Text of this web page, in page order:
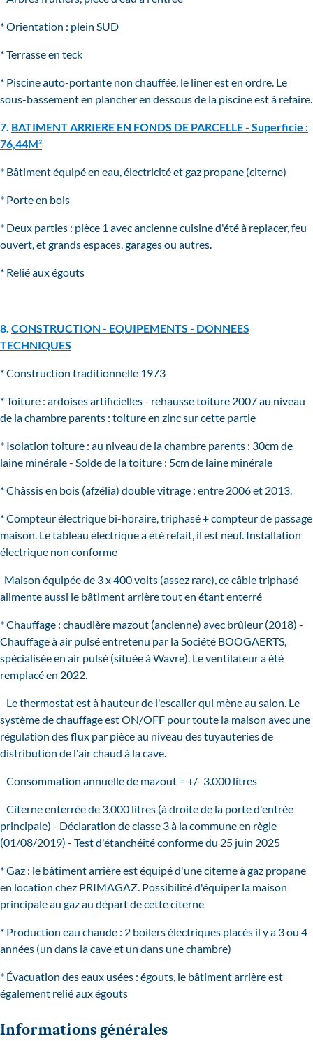
* Orientation : plein SUD
* Terrasse en teck
* Piscine auto-portante non chauffée, le liner est en ordre. Le
sous-bassement en plancher en dessous de la piscine est à refaire.
7. BATIMENT ARRIERE EN FONDS DE PARCELLE - Superficie :
76,44M²
* Bâtiment équipé en eau, électricité et gaz propane (citerne)
* Porte en bois
* Deux parties : pièce 1 avec ancienne cuisine d'été à replacer, feu
ouvert, et grands espaces, garages ou autres.
* Relié aux égouts
8. CONSTRUCTION - EQUIPEMENTS - DONNEES
TECHNIQUES
* Construction traditionnelle 1973
* Toiture : ardoises artificielles - rehausse toiture 2007 au niveau
de la chambre parents : toiture en zinc sur cette partie
* Isolation toiture : au niveau de la chambre parents : 30cm de
laine minérale - Solde de la toiture : 5cm de laine minérale
* Châssis en bois (afzélia) double vitrage : entre 2006 et 2013.
* Compteur électrique bi-horaire, triphasé + compteur de passage
maison. Le tableau électrique a été refait, il est neuf. Installation
électrique non conforme
Maison équipée de 3 x 400 volts (assez rare), ce câble triphasé
alimente aussi le bâtiment arrière tout en étant enterré
* Chauffage : chaudière mazout (ancienne) avec brûleur (2018) -
Chauffage à air pulsé entretenu par la Société BOOGAERTS,
spécialisée en air pulsé (située à Wavre). Le ventilateur a été
remplacé en 2022.
Le thermostat est à hauteur de l'escalier qui mène au salon. Le
système de chauffage est ON/OFF pour toute la maison avec une
régulation des flux par pièce au niveau des tuyauteries de
distribution de l'air chaud à la cave.
Consommation annuelle de mazout = +/- 3.000 litres
Citerne enterrée de 3.000 litres (à droite de la porte d'entrée
principale) - Déclaration de classe 3 à la commune en règle
(01/08/2019) - Test d'étanchéité conforme du 25 juin 2025
* Gaz : le bâtiment arrière est équipé d'une citerne à gaz propane
en location chez PRIMAGAZ. Possibilité d'équiper la maison
principale au gaz au départ de cette citerne
* Production eau chaude : 2 boilers électriques placés il y a 3 ou 4
années (un dans la cave et un dans une chambre)
* Évacuation des eaux usées : égouts, le bâtiment arrière est
également relié aux égouts
Informations générales